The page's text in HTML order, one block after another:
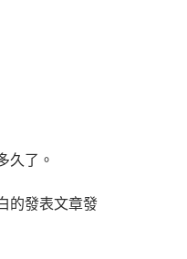
久了。
的發表文章發